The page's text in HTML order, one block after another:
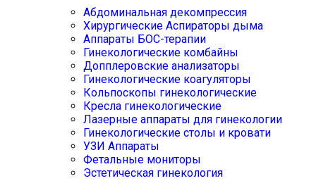
Абдоминальная декомпрессия
Хирургические Аспираторы дыма
Аппараты БОС-терапии
Гинекологические комбайны
Допплеровские анализаторы
Гинекологические коагуляторы
Кольпоскопы гинекологические
Кресла гинекологические
Лазерные аппараты для гинекологии
Гинекологические столы и кровати
УЗИ Аппараты
Фетальные мониторы
Эстетическая гинекология